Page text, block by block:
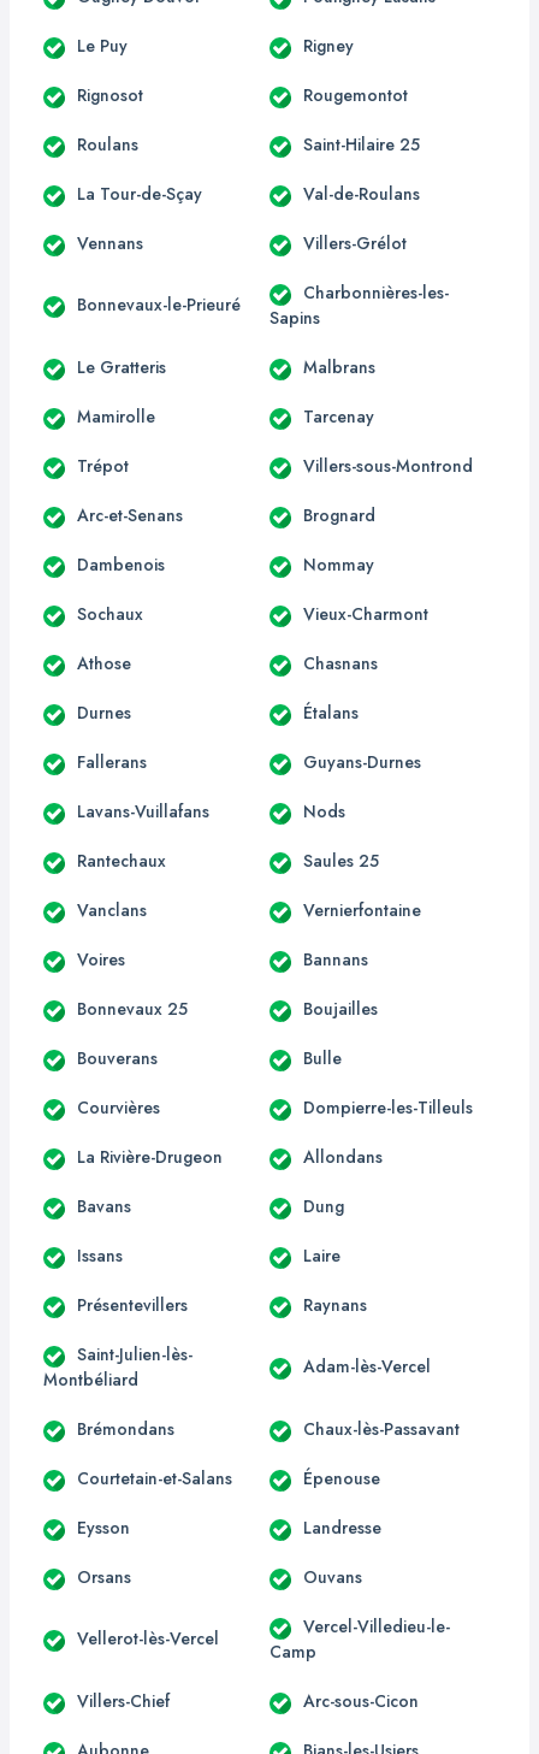
Le Puy Rigney
Rignosot Rougemontot
Roulans Saint-Hilaire 25
La Tour-de-Sçay Val-de-Roulans
Vennans Villers-Grélot
Bonnevaux-le-Prieuré
Charbonnières-les-
Sapins
Le Gratteris Malbrans
Mamirolle Tarcenay
Trépot Villers-sous-Montrond
Arc-et-Senans Brognard
Dambenois Nommay
Sochaux Vieux-Charmont
Athose Chasnans
Durnes Étalans
Fallerans Guyans-Durnes
Lavans-Vuillafans Nods
Rantechaux Saules 25
Vanclans Vernierfontaine
Voires Bannans
Bonnevaux 25 Boujailles
Bouverans Bulle
Courvières Dompierre-les-Tilleuls
La Rivière-Drugeon Allondans
Bavans Dung
Issans Laire
Présentevillers Raynans
Saint-Julien-lès-
Montbéliard
Adam-lès-Vercel
Brémondans Chaux-lès-Passavant
Courtetain-et-Salans Épenouse
Eysson Landresse
Orsans Ouvans
Vellerot-lès-Vercel
Vercel-Villedieu-le-
Camp
Villers-Chief Arc-sous-Cicon